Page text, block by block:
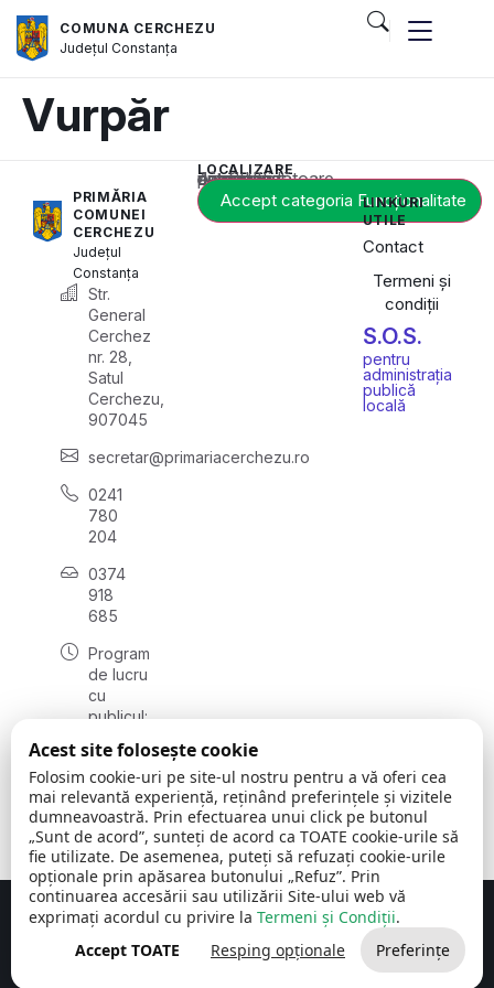
COMUNA CERCHEZU
JudețulConstanța
Vurpăr
PRIMĂRIA
COMUNEI
CERCHEZU
Județul
Constanța
Str.
General
Cerchez
nr. 28,
Satul
Cerchezu,
907045
secretar@primariacerchezu.ro
0241
780
204
0374
918
685
Program
de lucru
cu
publicul:
08:00 -
16:30
, vineri:
08:00 -
14:00
LOCALIZARE
Acest conținut este blocat până când acceptați categoria corespunzătoare de cookie-uri.
Accept categoria Funcționalitate
LINKURI
UTILE
Contact
Termeni și
condiții
S.O.S.
pentru
administrația
publică
locală
Comuna Cerchezu © 2026Toate drepturile rezervate
Concept realizat de Big Media Relații Publice SRL
Acest site folosește cookie
Folosim cookie-uri pe site-ul nostru pentru a vă oferi cea
mai relevantă experiență, reținând preferințele și vizitele
dumneavoastră. Prin efectuarea unui click pe butonul
„Sunt de acord”, sunteți de acord ca TOATE cookie-urile să
fie utilizate. De asemenea, puteți să refuzați cookie-urile
opționale prin apăsarea butonului „Refuz”. Prin
continuarea accesării sau utilizării Site-ului web vă
exprimați acordul cu privire la Termeni și Condiții.
Accept TOATE
Resping opționale Preferințe